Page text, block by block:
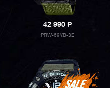
42 990P
PRW-69YB-3E